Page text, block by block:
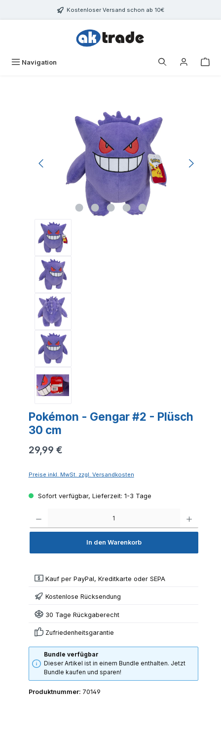
Zum Hauptinhalt springenKostenloser Versand schon ab 10€
Navigation
Bildergalerie überspringen
Pokémon - Gengar #2 - Plüsch
30 cm
29,99 €
Preise inkl. MwSt. zzgl. Versandkosten
Sofort verfügbar, Lieferzeit: 1-3 Tage
In den Warenkorb
Kauf per PayPal, Kreditkarte oder SEPA
Kostenlose Rücksendung
30 Tage Rückgaberecht
Zufriedenheitsgarantie
Bundle verfügbar
Dieser Artikel ist in einem Bundle enthalten. Jetzt
Bundle kaufen und sparen!
Produktnummer: 70149